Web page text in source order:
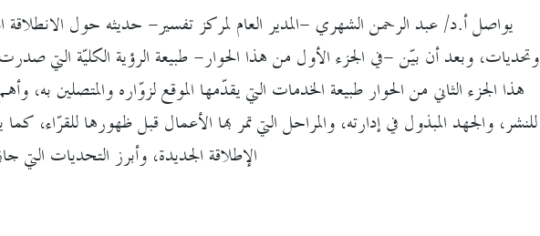
يواصل أ.د/ عبد الرحمن الشهري -المدير العام لمركز تفسير- حديثه حول الانطلاقة
وتحديات، وبعد أن بيّن -في الجزء الأول من هذا الحوار- طبيعة الرؤية الكليّة التي
هذا الجزء الثاني من الحوار طبيعة الخدمات التي يقدّمها الموقع لزوّاره والمتصلين به،
للنشر، والجهد المبذول في إدارته، والمراحل التي تمر بها الأعمال قبل ظهورها للقرّاء،
الإطلاقة الجديدة، وأبرز التحديات التي